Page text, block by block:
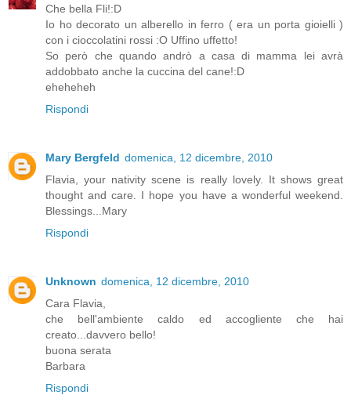
Che bella Fli!:D
Io ho decorato un alberello in ferro ( era un porta gioielli )
con i cioccolatini rossi :O Uffino uffetto!
So però che quando andrò a casa di mamma lei avrà
addobbato anche la cuccina del cane!:D
eheheheh
Rispondi
Mary Bergfeld domenica, 12 dicembre, 2010
Flavia, your nativity scene is really lovely. It shows great
thought and care. I hope you have a wonderful weekend.
Blessings...Mary
Rispondi
Unknown domenica, 12 dicembre, 2010
Cara Flavia,
che bell'ambiente caldo ed accogliente che hai
creato...davvero bello!
buona serata
Barbara
Rispondi